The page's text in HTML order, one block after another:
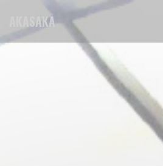
Personalizzazione delle tue scelte sui cookie
AKASAKA